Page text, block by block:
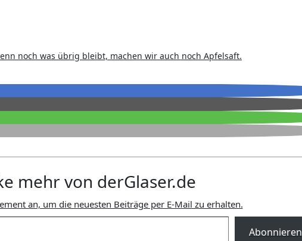
noch was übrig bleibt, machen wir auch noch Apfelsaft.
mehr von derGlaser.de
an, um die neuesten Beiträge per E-Mail zu erhalten.
Abonnieren